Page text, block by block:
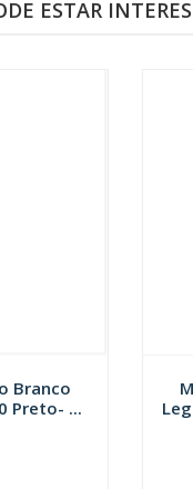
ESTAR
Branco
Preto- ...